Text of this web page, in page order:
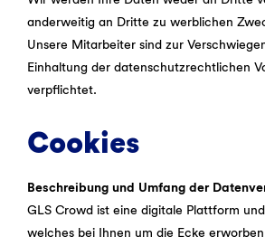
anderweitig an Dritte zu werblichen
Unsere Mitarbeiter sind zur
Einhaltung der datenschutzrechtlichen
verpflichtet.
Cookies
Beschreibung und Umfang der
GLS Crowd ist eine digitale Plattform
welches bei Ihnen um die Ecke